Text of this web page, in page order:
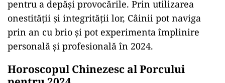
pentru a depăși provocările. Prin utilizarea
onestității și integrității lor, Câinii pot naviga
prin an cu brio și pot experimenta împlinire
personală și profesională în 2024.
Horoscopul Chinezesc al Porcului